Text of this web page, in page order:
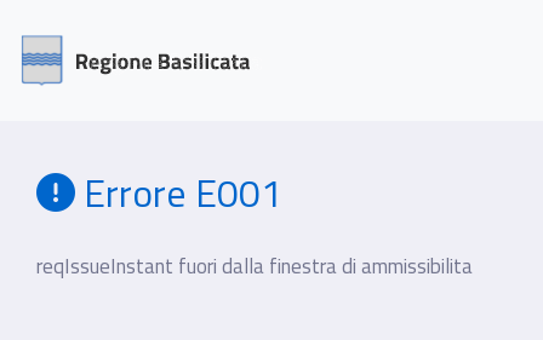
Errore E001
reqIssueInstant fuori dalla finestra di ammissibilita